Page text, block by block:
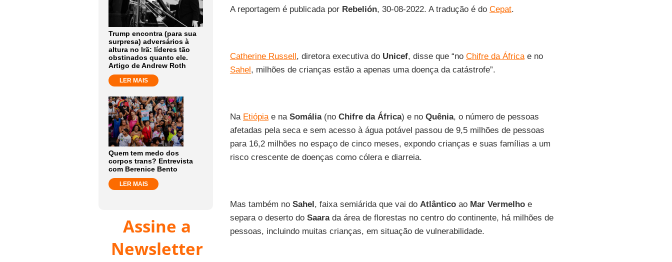
Trump encontra (para sua
surpresa) adversários à
altura no Irã: líderes tão
obstinados quanto ele.
Artigo de Andrew Roth
LER MAIS
Quem tem medo dos
corpos trans? Entrevista
com Berenice Bento
LER MAIS
Assine a
Newsletter
A reportagem é publicada por Rebelión, 30-08-2022. A tradução é do Cepat.
Catherine Russell, diretora executiva do Unicef, disse que “no Chifre da Áfricae no
Sahel, milhões de crianças estão a apenas uma doença da catástrofe”.
Na Etiópiae na Somália(no Chifre da África) e no Quênia, o número de pessoas
afetadas pela seca e sem acesso à água potável passou de 9,5 milhões de pessoas
para 16,2 milhões no espaço de cinco meses, expondo crianças e suas famílias a um
risco crescente de doenças como cólera e diarreia.
Mas também no Sahel, faixa semiárida que vai do Atlânticoao Mar Vermelhoe
separa o deserto do Saarada área de florestas no centro do continente, há milhões de
pessoas, incluindo muitas crianças, em situação de vulnerabilidade.